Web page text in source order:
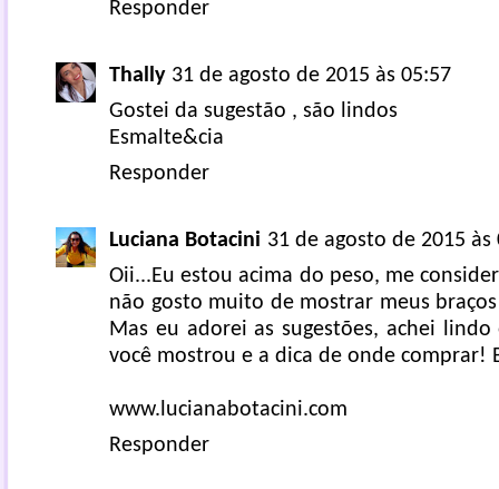
Responder
Thally 31 de agosto de 2015 às 05:57
Gostei da sugestão , são lindos
Esmalte&cia
Responder
Luciana Botacini 31 de agosto de 2015 às
Oii...Eu estou acima do peso, me
não gosto muito de mostrar meus
Mas eu adorei as sugestões, achei
você mostrou e a dica de onde comprar!
www.lucianabotacini.com
Responder